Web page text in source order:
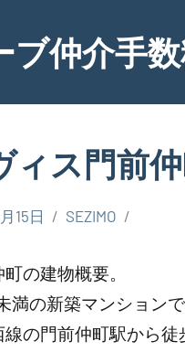
ブ仲介手
ィス門前
15日 SEZIMO
の建物概要。
満の新築マンションで
の門前仲町駅から